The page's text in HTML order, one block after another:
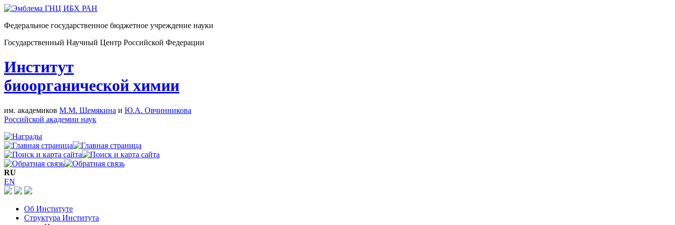
Федеральное государственное бюджетное учреждение науки
Государственный Научный Центр Российской Федерации
Институт
биоорганической химии
им. академиков М.М. Шемякина и Ю.А. Овчинникова
Российской академии наук
RU
EN
Об Институте
Структура Института